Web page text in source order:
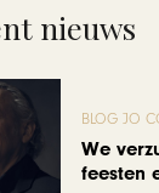
nieuws
BLOG JO
We
feesten